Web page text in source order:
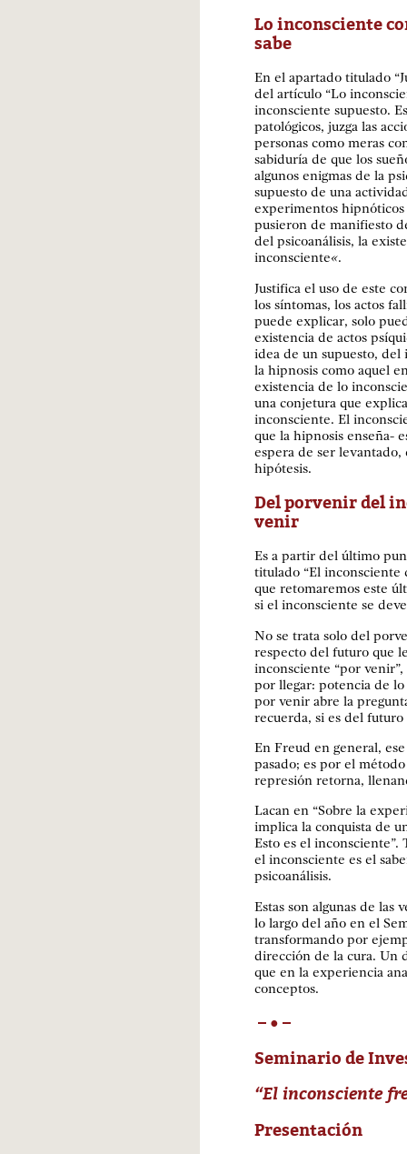
Lo inconsciente
sabe
En el apartado titulado
del artículo “Lo
inconsciente supuesto.
patológicos, juzga las
personas como meras
sabiduría de que los
algunos enigmas de la
supuesto de una
experimentos
pusieron de manifiesto
del psicoanálisis, la
inconsciente«.
Justifica el uso de este
los síntomas, los actos
puede explicar, solo
existencia de actos
idea de un supuesto,
la hipnosis como aquel
existencia de lo
una conjetura que
inconsciente. El
que la hipnosis enseña-
espera de ser
hipótesis.
Del porvenir del
venir
Es a partir del último
titulado “El inconsciente
que retomaremos este
si el inconsciente se
No se trata solo del
respecto del futuro que
inconsciente “por
por llegar: potencia de
por venir abre la
recuerda, si es del futuro
En Freud en general,
pasado; es por el
represión retorna,
Lacan en “Sobre la
implica la conquista de
Esto es el
el inconsciente es el
psicoanálisis.
Estas son algunas de las
lo largo del año en el
transformando por
dirección de la cura. Un
que en la experiencia
conceptos.
– • –
Seminario de
“El inconsciente
Presentación